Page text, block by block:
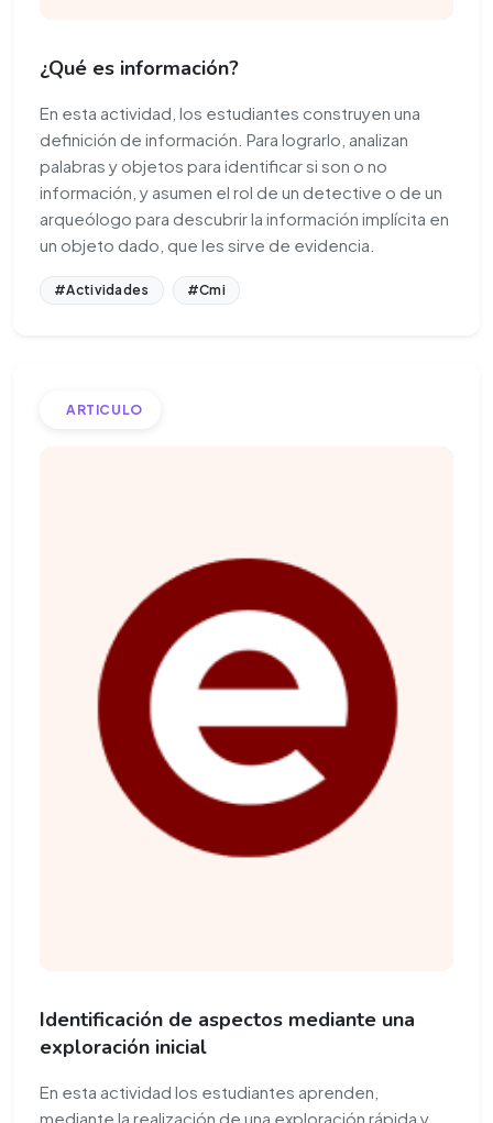
¿Qué es información?
En esta actividad, los estudiantes construyen una
definición de información. Para lograrlo, analizan
palabras y objetos para identificar si son o no
información, y asumen el rol de un detective o de un
arqueólogo para descubrir la información implícita en
un objeto dado, que les sirve de evidencia.
#Actividades #Cmi
ARTICULO
Identificación de aspectos mediante una
exploración inicial
En esta actividad los estudiantes aprenden,
mediante la realización de una exploración rápida y